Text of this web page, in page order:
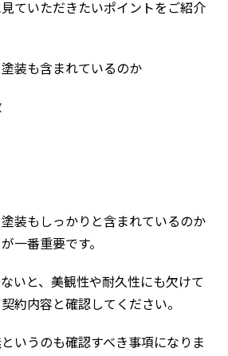
ていただきたいポイントをご紹介
装も含まれているのか
装もしっかりと含まれているのか
一番重要です。
いと、美観性や耐久性にも欠けて
約内容と確認してください。
いうのも確認すべき事項になりま